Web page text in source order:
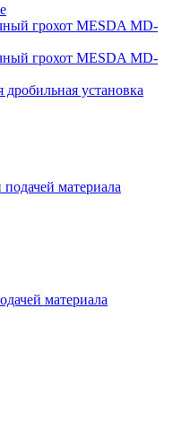
грохот MESDA MD-
грохот MESDA MD-
дробильная установка
материала
материала